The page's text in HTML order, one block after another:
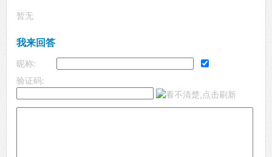
暂无
我来回答
昵称:
验证码: